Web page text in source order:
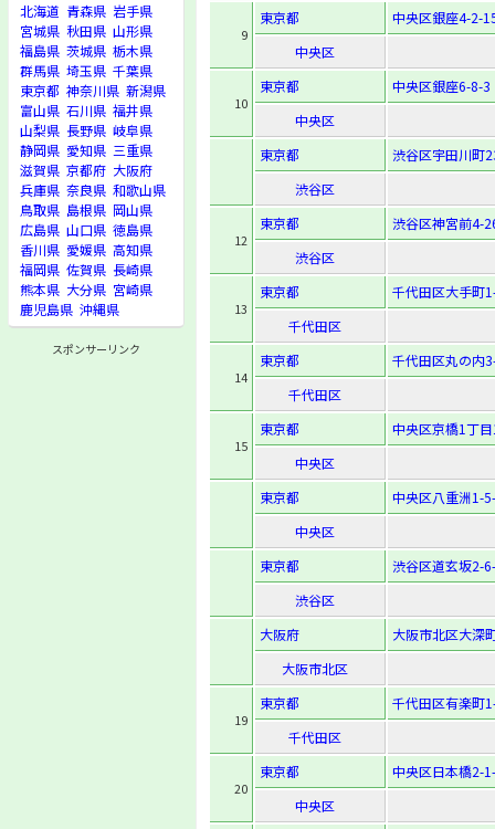
北海道 青森県 岩手県
宮城県 秋田県 山形県
福島県 茨城県 栃木県
群馬県 埼玉県 千葉県
東京都 神奈川県 新潟県
富山県 石川県 福井県
山梨県 長野県 岐阜県
静岡県 愛知県 三重県
滋賀県 京都府 大阪府
兵庫県 奈良県 和歌山県
鳥取県 島根県 岡山県
広島県 山口県 徳島県
香川県 愛媛県 高知県
福岡県 佐賀県 長崎県
熊本県 大分県 宮崎県
鹿児島県 沖縄県
スポンサーリンク
9
東京都
中央区銀座4-2-
中央区
10
東京都
中央区銀座6-8-3
中央区
東京都
渋谷区宇田川町
渋谷区
12
東京都
渋谷区神宮前4-
渋谷区
13
東京都
千代田区大手町
千代田区
14
東京都
千代田区丸の内
千代田区
15
東京都
中央区京橋1丁
中央区
東京都
中央区八重洲1-
中央区
東京都
渋谷区道玄坂2-
渋谷区
大阪府
大阪市北区大深
大阪市北区
19
東京都
千代田区有楽町
千代田区
20
東京都
中央区日本橋2-
中央区